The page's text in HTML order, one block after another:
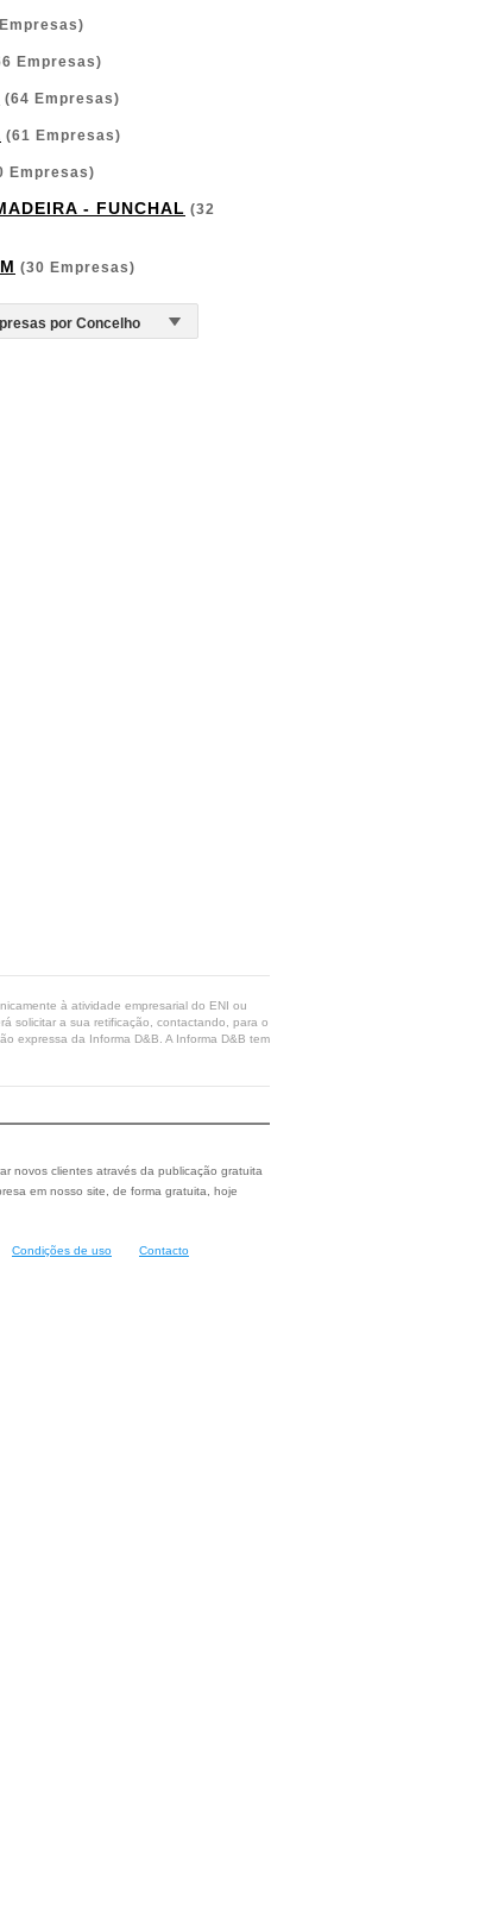
Empresas)
(64 Empresas)
(61 Empresas)
Empresas)
- FUNCHAL (32
(30 Empresas)
à atividade empresarial do ENI ou
solicitar a sua retificação, contactando, para o
expressa da Informa D&B. A Informa D&B tem
novos clientes através da publicação gratuita
em nosso site, de forma gratuita, hoje
Condições de uso Contacto